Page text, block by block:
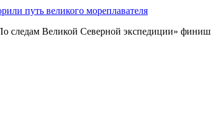
путь великого мореплавателя
следам Великой Северной экспедиции»